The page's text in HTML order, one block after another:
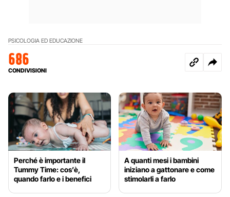
PSICOLOGIA ED EDUCAZIONE
686
CONDIVISIONI
Perché è importante il
Tummy Time: cos’è,
quando farlo e i benefici
A quanti mesi i bambini
iniziano a gattonare e come
stimolarli a farlo